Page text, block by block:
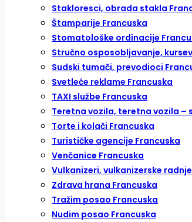
Stakloresci, obrada stakla
Štamparije Francuska
Stomatološke ordinacije
Stručno osposobljavanje,
Sudski tumači, prevodioci
Svetleće reklame Francuska
TAXI službe Francuska
Teretna vozila, teretna vozila –
Torte i kolači Francuska
Turističke agencije Francuska
Venčanice Francuska
Vulkanizeri, vulkanizerske
Zdrava hrana Francuska
Tražim posao Francuska
Nudim posao Francuska